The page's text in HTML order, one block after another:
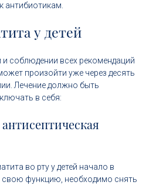
антибиотикам.
у детей
и соблюдении всех рекомендаций
произойти уже через десять
Лечение должно быть
в себя:
во рту у детей начало в
функцию, необходимо снять